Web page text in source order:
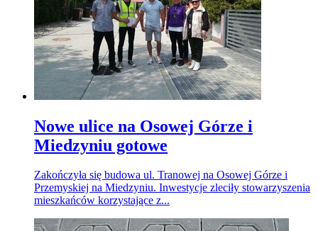
Nowe ulice na Osowej Górze i
Miedzyniu gotowe
Zakończyła się budowa ul. Tranowej na Osowej Górze i
Przemyskiej na Miedzyniu. Inwestycje zleciły stowarzyszenia
mieszkańców korzystające z...